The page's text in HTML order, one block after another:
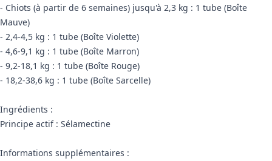
- Chiots (à partir de 6 semaines) jusqu'à 2,3 kg : 1 tube (Boîte
Mauve)
- 2,4-4,5 kg : 1 tube (Boîte Violette)
- 4,6-9,1 kg : 1 tube (Boîte Marron)
- 9,2-18,1 kg : 1 tube (Boîte Rouge)
- 18,2-38,6 kg : 1 tube (Boîte Sarcelle)
Ingrédients :
Principe actif : Sélamectine
Informations supplémentaires :